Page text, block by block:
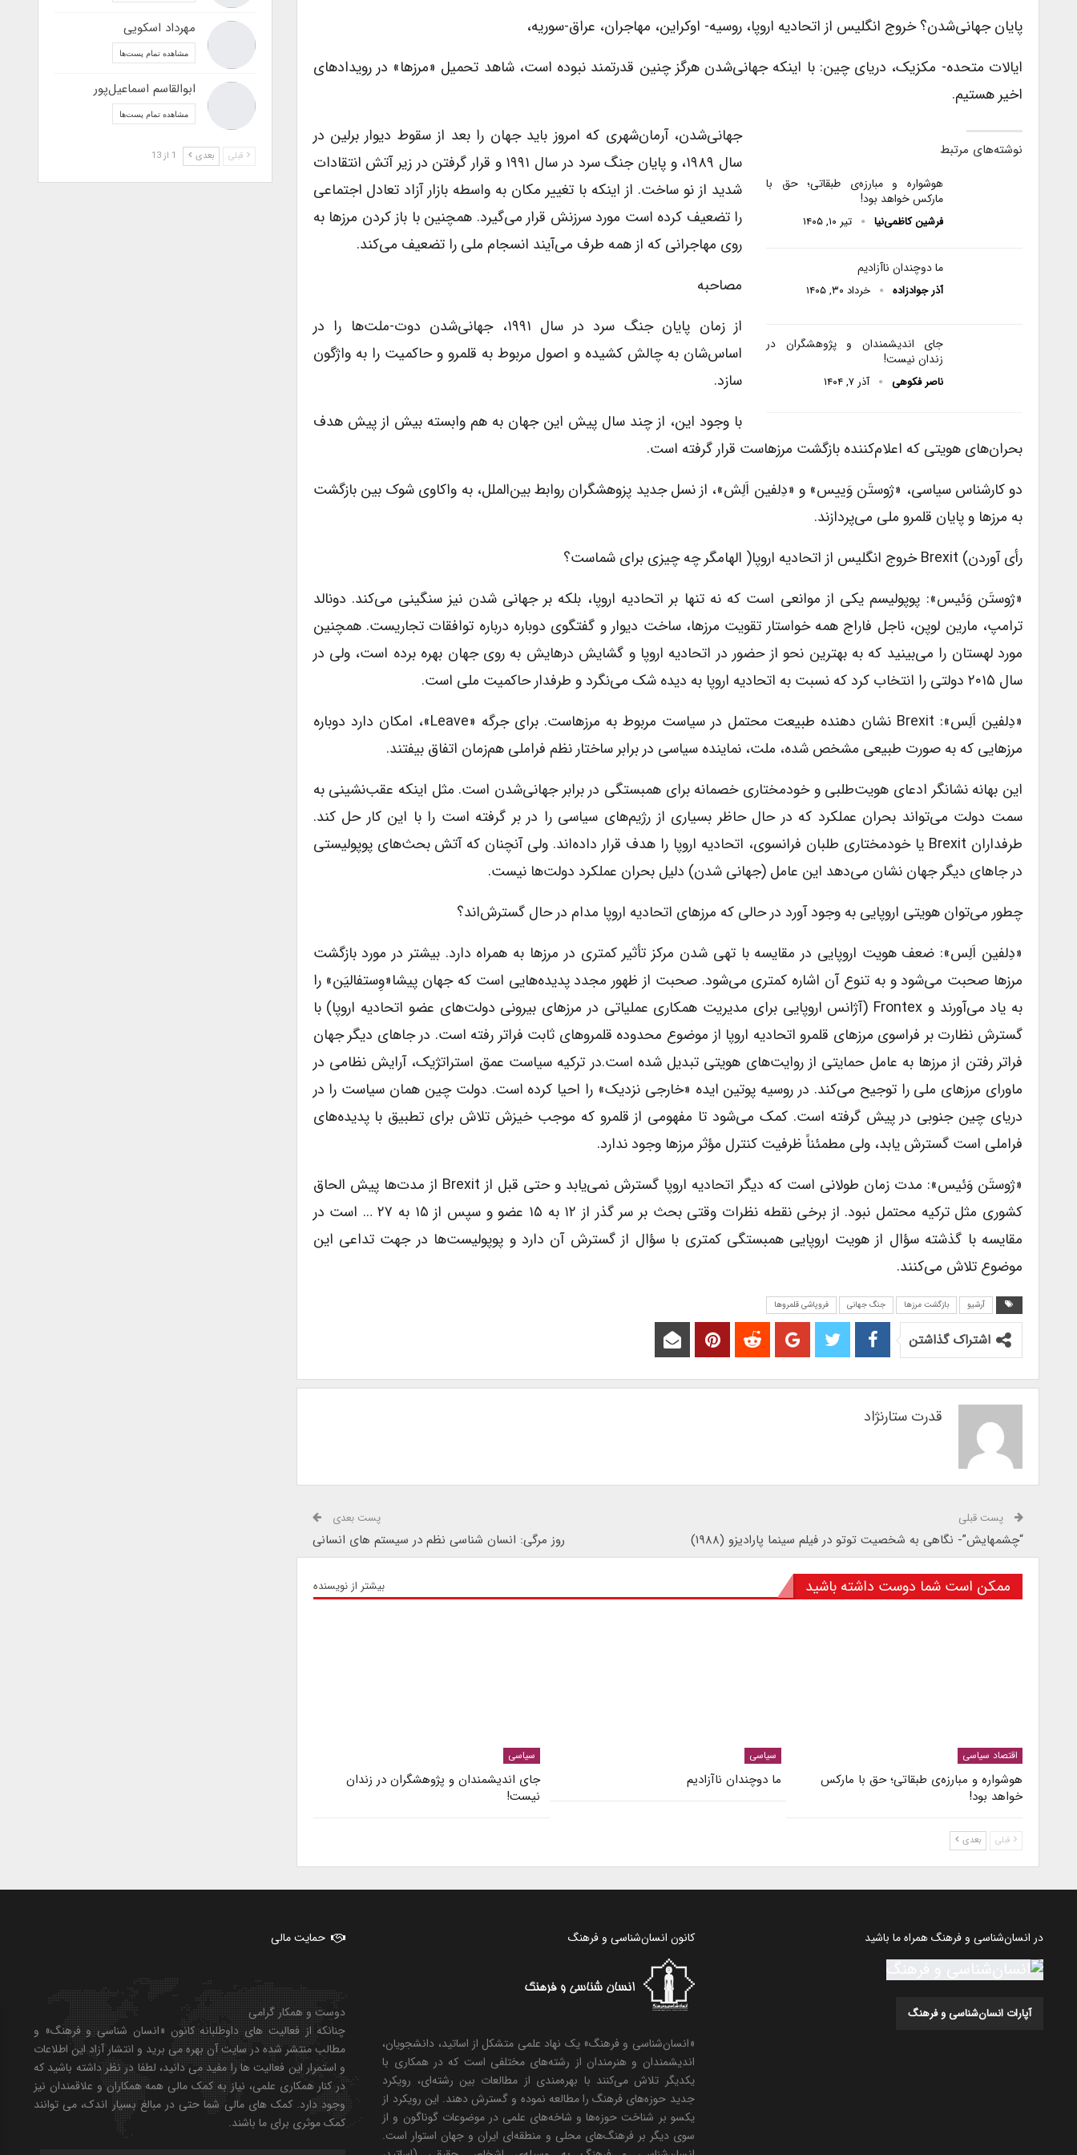
پایان جهانی‌شدن؟ خروج انگلیس از اتحادیه اروپا، روسیه- اوکراین، مهاجران، عراق-سوریه،
ایالات متحده- مکزیک، دریای چین: با اینکه جهانی‌شدن هرگز چنین قدرتمند نبوده است، شاهد تحمیل «مرزها» در رویدادهای
اخیر هستیم.
نوشته‌های مرتبط
هوشواره و مبارزه‌ی طبقاتی؛ حق با
مارکس خواهد بود!
فرشین کاظمی‌نیا تیر ۱۰, ۱۴۰۵
ما دوچندان ناآزادیم
آذر جوادزاده خرداد ۳۰, ۱۴۰۵
جای اندیشمندان و پژوهشگران در
زندان نیست!
ناصر فکوهی آذر ۷, ۱۴۰۴
جهانی‌شدن، آرمان‌شهری که امروز باید جهان را بعد از سقوط دیوار برلین در
سال ۱۹۸۹، و پایان جنگ سرد در سال ۱۹۹۱ و قرار گرفتن در زیر آتش انتقادات
شدید از نو ساخت. از اینکه با تغییر مکان به واسطه بازار آزاد تعادل اجتماعی
را تضعیف کرده است مورد سرزنش قرار می‌گیرد. همچنین با باز کردن مرزها به
روی مهاجرانی که از همه طرف می‌آیند انسجام ملی را تضعیف می‌کند.
مصاحبه
از زمان پایان جنگ سرد در سال ۱۹۹۱، جهانی‌شدن دوت-ملت‌ها را در
اساس‌شان به چالش کشیده و اصول مربوط به قلمرو و حاکمیت را به واژگون
سازد.
با وجود این، از چند سال پیش این جهان به هم وابسته بیش از پیش هدف
بحران‌های هویتی که اعلام‌کننده بازگشت مرزهاست قرار گرفته است.
دو کارشناس سیاسی، «ژوستَن وَییس» و «دِلفین اَلِش»، از نسل جدید پزوهشگران روابط بین‌الملل، به واکاوی شوک بین بازگشت
به مرزها و پایان قلمرو ملی می‌پردازند.
رأی آوردن) Brexit خروج انگلیس از اتحادیه اروپا( الهامگر چه چیزی برای شماست؟
«ژوستَن وَئیس»: پوپولیسم یکی از موانعی است که نه تنها بر اتحادیه اروپا، بلکه بر جهانی شدن نیز سنگینی می‌کند. دونالد
ترامپ، مارین لوپن، ناجل فاراج همه خواستار تقویت مرزها، ساخت دیوار و گفتگوی دوباره درباره توافقات تجاریست. همچنین
مورد لهستان را می‌بینید که به بهترین نحو از حضور در اتحادیه اروپا و گشایش درهایش به روی جهان بهره برده است، ولی در
سال ۲۰۱۵ دولتی را انتخاب کرد که نسبت به اتحادیه اروپا به دیده شک می‌نگرد و طرفدار حاکمیت ملی است.
«دِلفین اَلِس»: Brexit نشان دهنده طبیعت محتمل در سیاست مربوط به مرزهاست. برای جرگه «Leave»، امکان دارد دوباره
مرزهایی که به صورت طبیعی مشخص شده، ملت، نماینده سیاسی در برابر ساختار نظم فراملی هم‌زمان اتفاق بیفتند.
این بهانه نشانگر ادعای هویت‌طلبی و خودمختاری خصمانه برای همبستگی در برابر جهانی‌شدن است. مثل اینکه عقب‌نشینی به
سمت دولت می‌تواند بحران عملکرد که در حال حاظر بسیاری از رژیم‌های سیاسی را در بر گرفته است را با این کار حل کند.
طرفداران Brexit یا خودمختاری طلبان فرانسوی، اتحادیه اروپا را هدف قرار داده‌اند. ولی آنچنان که آتش بحث‌های پوپولیستی
در جاهای دیگر جهان نشان می‌دهد این عامل (جهانی شدن) دلیل بحران عملکرد دولت‌ها نیست.
چطور می‌توان هویتی اروپایی به وجود آورد در حالی که مرزهای اتحادیه اروپا مدام در حال گسترش‌اند؟
«دِلفین اَلِس»: ضعف هویت اروپایی در مقایسه با تهی شدن مرکز تأثیر کمتری در مرزها به همراه دارد. بیشتر در مورد بازگشت
مرزها صحبت می‌شود و به تنوع آن اشاره کمتری می‌شود. صحبت از ظهور مجدد پدیده‌هایی است که جهان پیشا«وِستفالیَن» را
به یاد می‌آورند و Frontex (آژانس اروپایی برای مدیریت همکاری عملیاتی در مرزهای بیرونی دولت‌های عضو اتحادیه اروپا) با
گسترش نظارت بر فراسوی مرزهای قلمرو اتحادیه اروپا از موضوع محدوده قلمروهای ثابت فراتر رفته است. در جاهای دیگر جهان
فراتر رفتن از مرزها به عامل حمایتی از روایت‌های هویتی تبدیل شده است.در ترکیه سیاست عمق استراتژیک، آرایش نظامی در
ماورای مرزهای ملی را توجیح می‌کند. در روسیه پوتین ایده «خارجی نزدیک» را احیا کرده است. دولت چین همان سیاست را در
دریای چین جنوبی در پیش گرفته است. کمک می‌شود تا مفهومی از قلمرو که موجب خیزش تلاش برای تطبیق با پدیده‌های
فراملی است گسترش یابد، ولی مطمئناً ظرفیت کنترل مؤثر مرزها وجود ندارد.
«ژوستَن وَئیس»: مدت زمان طولانی است که دیگر اتحادیه اروپا گسترش نمی‌یابد و حتی قبل از Brexit از مدت‌ها پیش الحاق
کشوری مثل ترکیه محتمل نبود. از برخی نقطه نظرات وقتی بحث بر سر گذر از ۱۲ به ۱۵ عضو و سپس از ۱۵ به ۲۷ … است در
مقایسه با گذشته سؤال از هویت اروپایی همبستگی کمتری با سؤال از گسترش آن دارد و پوپولیست‌ها در جهت تداعی این
موضوع تلاش می‌کنند.
آرشیو بازگشت مرزها جنگ جهانی فروپاشی قلمروها
اشتراک گذاشتن
قدرت ستارنژاد
پست قبلی
“چشمهایش”- نگاهی به شخصیت توتو در فیلم سینما پارادیزو (۱۹۸۸)
پست بعدی
روز مرگی: انسان شناسی نظم در سیستم های انسانی
ممکن است شما دوست داشته باشید بیشتر از نویسنده
اقتصاد سیاسی
هوشواره و مبارزه‌ی طبقاتی؛ حق با مارکس
خواهد بود!
سیاسی
ما دوچندان ناآزادیم
سیاسی
جای اندیشمندان و پژوهشگران در زندان
نیست!
قبلی بعدی
مهرداد اسکویی
مشاهده تمام پست‌ها
ابوالقاسم اسماعیل‌پور
مشاهده تمام پست‌ها
قبلی بعدی 1 از 13
در انسان‌شناسی و فرهنگ همراه ما باشید
آپارات انسان‌شناسی و فرهنگ
کانون انسان‌شناسی و فرهنگ
«انسان‌شناسی و فرهنگ» یک نهاد علمی متشکل از اساتید، دانشجویان،
اندیشمندان و هنرمندان از رشته‌های مختلفی است که در همکاری با
یکدیگر تلاش می‌کنند با بهره‌مندی از مطالعات بین رشته‌ای، رویکرد
جدید حوزه‌های فرهنگ را مطالعه نموده و گسترش دهند. این رویکرد از
یکسو بر شناخت حوزه‌ها و شاخه‌های علمی در موضوعات گوناگون و از
سوی دیگر بر فرهنگ‌های محلی و منطقه‌ای ایران و جهان استوار است.
حمایت مالی
دوست و همکار گرامی
چنانکه از فعالیت های داوطلبانه کانون «انسان شناسی و فرهنگ» و
مطالب منتشر شده در سایت آن بهره می برید و انتشار آزاد این اطلاعات
و استمرار این فعالیت ها را مفید می دانید، لطفا در نظر داشته باشید که
در کنار همکاری علمی، نیاز به کمک مالی همه همکاران و علاقمندان نیز
وجود دارد. کمک های مالی شما حتی در مبالغ بسیار اندک، می توانند
کمک موثری برای ما باشند.